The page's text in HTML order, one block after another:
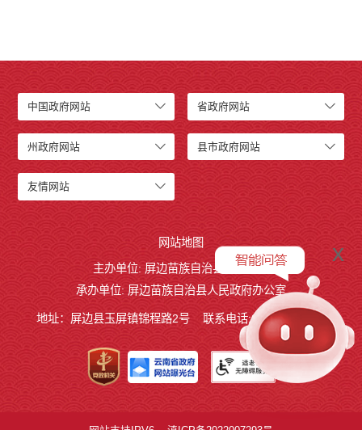
中国政府网站 省政府网站
州政府网站 县市政府网站
友情网站
网站地图
主办单位: 屏边苗族自治县人民政府
承办单位: 屏边苗族自治县人民政府办公室
地址：屏边县玉屏镇锦程路2号 联系电话:0873-3221803
x